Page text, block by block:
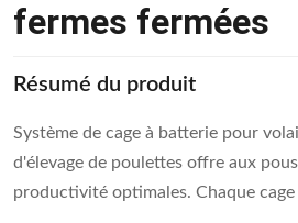
fermes fermées
Résumé du produit
Système de cage à batterie pour
d'élevage de poulettes offre aux
productivité optimales. Chaque cage